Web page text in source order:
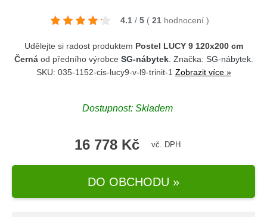
4.1 / 5 ( 21 hodnocení )
Udělejte si radost produktem Postel LUCY 9 120x200 cm
Černáod předního výrobce SG-nábytek. Značka: SG-nábytek.
SKU: 035-1152-cis-lucy9-v-l9-trinit-1 Zobrazit více »
Dostupnost: Skladem
16 778 Kč vč. DPH
DO OBCHODU »